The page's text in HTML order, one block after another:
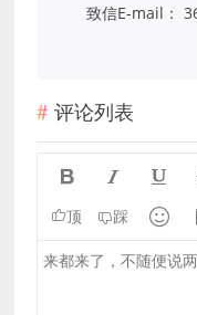
致信E-mail：
评论列表
  
顶 踩 